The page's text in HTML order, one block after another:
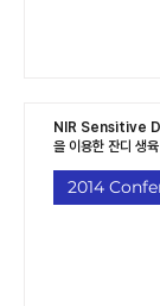
NIR Sensitive
을 이용한 잔디 생
2014